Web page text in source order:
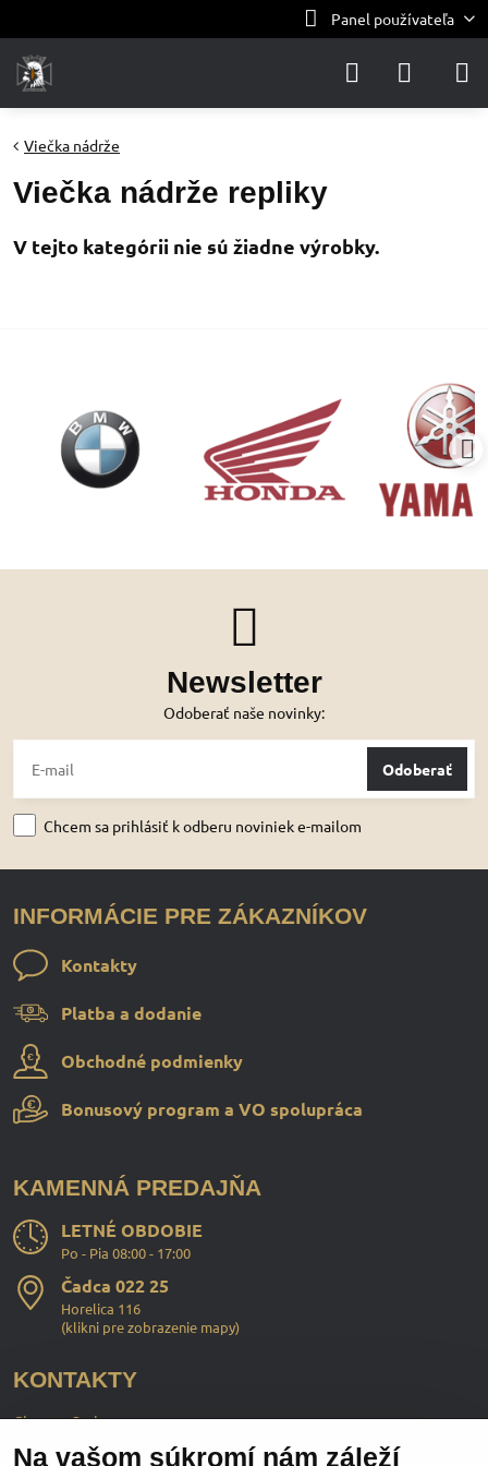
Panel používateľa
Viečka nádrže
Viečka nádrže repliky
Newsletter
Odoberať naše novinky:
Odoberať
Chcem sa prihlásiť k odberu noviniek e-mailom
INFORMÁCIE PRE ZÁKAZNÍKOV
Kontakty
Platba a dodanie
Obchodné podmienky
Bonusový program a VO spolupráca
KAMENNÁ PREDAJŇA
LETNÉ OBDOBIE
Po - Pia 08:00 - 17:00
Čadca 022 25
Horelica 116
(klikni pre zobrazenie mapy)
KONTAKTY
ChopperStyle s.r.o.
Ing. Martin Murčo
Na vašom súkromí nám záleží